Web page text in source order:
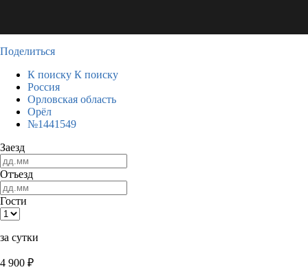
Поделиться
К поиску К поиску
Россия
Орловская область
Орёл
№1441549
Заезд
Отъезд
Гости
за сутки
4 900 ₽